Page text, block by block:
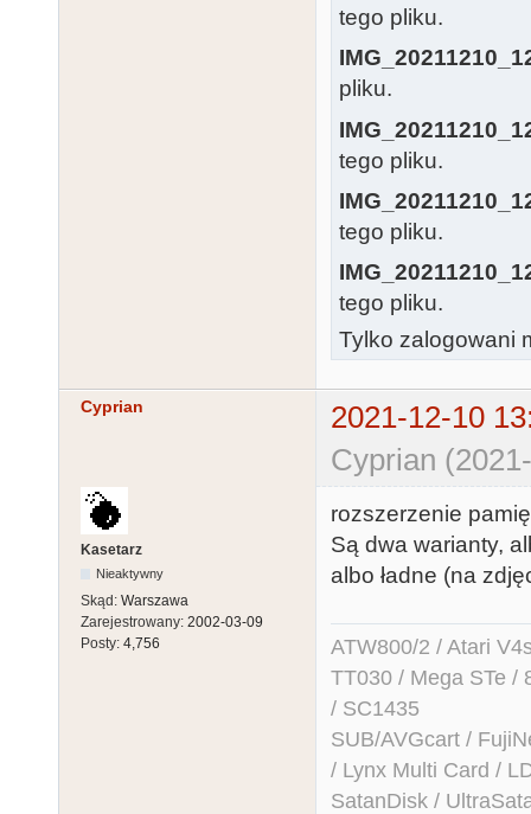
tego pliku.
pliku.
tego pliku.
tego pliku.
tego pliku.
Tylko zalogowani
Cyprian
2021-12-10
Cyprian
Kasetarz
Nieaktywny
Skąd: Warszawa
Zarejestrowany: 2002-03-09
Posty: 4,756
rozszerzenie
Są dwa warianty,
albo ładne (na
ATW800/2 / Atari
TT030 / Mega STe /
/ SC1435
SUB/AVGcart /
/ Lynx Multi Card /
SatanDisk /